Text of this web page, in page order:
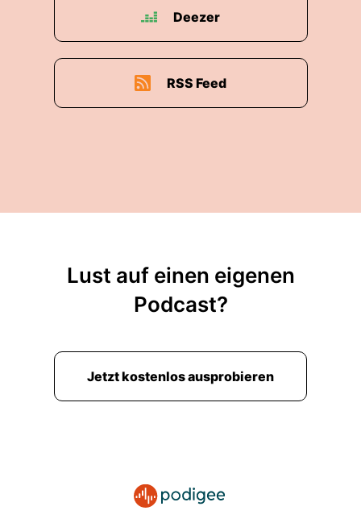
Deezer
RSS Feed
Lust auf einen eigenen
Podcast?
Jetzt kostenlos ausprobieren